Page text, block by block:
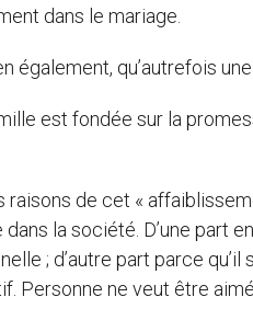
dans le mariage.
également, qu’autrefois
est fondée sur la
raisons de cet «
la société. D’une part
; d’autre part parce
Personne ne veut être